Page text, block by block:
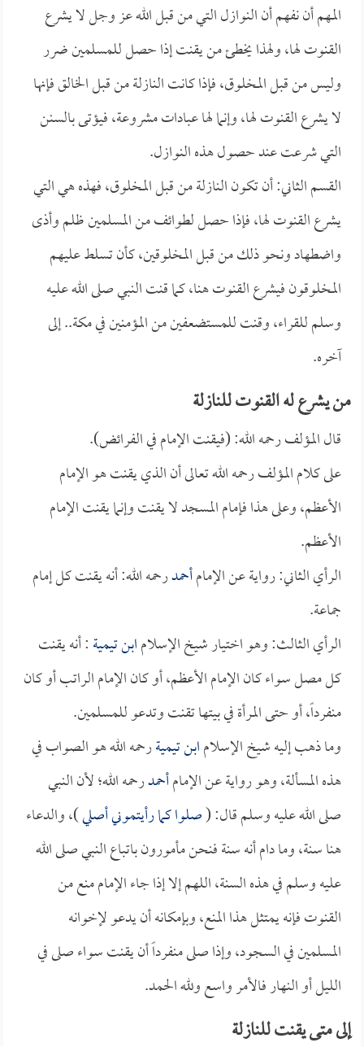
المهم أن نفهم أن النوازل التي من قبل الله عز وجل لا يشرع
القنوت لها، ولهذا يخطئ من يقنت إذا حصل للمسلمين ضرر
وليس من قبل المخلوق، فإذا كانت النازلة من قبل الخالق فإنها
لا يشرع القنوت لها، وإنما لها عبادات مشروعة، فيؤتى بالسنن
التي شرعت عند حصول هذه النوازل.
القسم الثاني: أن تكون النازلة من قبل المخلوق، فهذه هي التي
يشرع القنوت لها، فإذا حصل لطوائف من المسلمين ظلم وأذى
واضطهاد ونحو ذلك من قبل المخلوقين، كأن تسلط عليهم
المخلوقون فيشرع القنوت هنا، كما قنت النبي صلى الله عليه
وسلم للقراء، وقنت للمستضعفين من المؤمنين في مكة.. إلى
آخره.
من يشرع له القنوت للنازلة
قال المؤلف رحمه الله: (فيقنت الإمام في الفرائض).
على كلام المؤلف رحمه الله تعالى أن الذي يقنت هو الإمام
الأعظم، وعلى هذا فإمام المسجد لا يقنت وإنما يقنت الإمام
الأعظم.
الرأي الثاني: رواية عن الإمامأحمدرحمه الله: أنه يقنت كل إمام
جماعة.
الرأي الثالث: وهو اختيار شيخ الإسلامابن تيمية: أنه يقنت
كل مصل سواء كان الإمام الأعظم، أو كان الإمام الراتب أو كان
منفرداً، أو حتى المرأة في بيتها تقنت وتدعو للمسلمين.
وما ذهب إليه شيخ الإسلامابن تيميةرحمه الله هو الصواب في
هذه المسألة، وهو رواية عن الإمامأحمدرحمه الله؛ لأن النبي
صلى الله عليه وسلم قال: (صلوا كما رأيتموني أصلي)، والدعاء
هنا سنة، وما دام أنه سنة فنحن مأمورون باتباع النبي صلى الله
عليه وسلم في هذه السنة، اللهم إلا إذا جاء الإمام منع من
القنوت فإنه يمتثل هذا المنع، وبإمكانه أن يدعو لإخوانه
المسلمين في السجود، وإذا صلى منفرداً أن يقنت سواء صلى في
الليل أو النهار فالأمر واسع ولله الحمد.
إلى متى يقنت للنازلة